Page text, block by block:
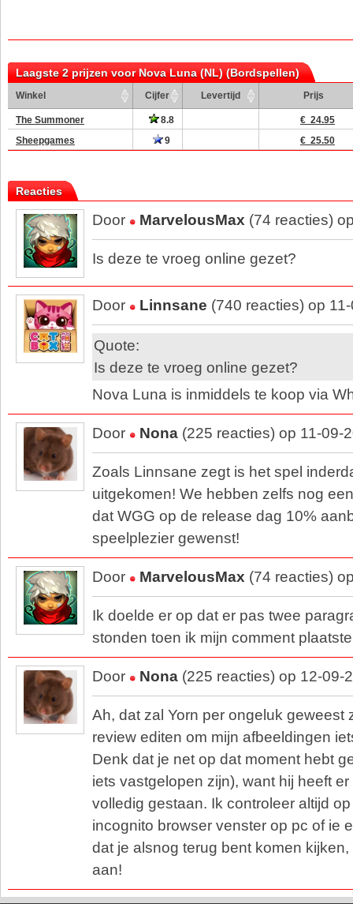
Laagste 2 prijzen voor Nova Luna (NL) (Bordspellen)
Winkel Cijfer Levertijd Prijs
The Summoner 8.8
€ 24.95
Sheepgames
9 € 25.50
Reacties
Door MarvelousMax (74 reacties)
Is deze te vroeg online gezet?
Door Linnsane (740 reacties) op
Quote:
Is deze te vroeg online gezet?
Nova Luna is inmiddels te koop via
Door Nona (225 reacties) op 11-09-
Zoals Linnsane zegt is het spel
uitgekomen! We hebben zelfs nog
dat WGG op de release dag 10%
speelplezier gewenst!
Door MarvelousMax (74 reacties)
Ik doelde er op dat er pas twee
stonden toen ik mijn comment
Door Nona (225 reacties) op 12-09-
Ah, dat zal Yorn per ongeluk geweest
review editen om mijn afbeeldingen
Denk dat je net op dat moment hebt
iets vastgelopen zijn), want hij heeft
volledig gestaan. Ik controleer altijd
incognito browser venster op pc of ie
dat je alsnog terug bent komen
aan!